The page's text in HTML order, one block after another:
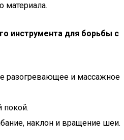
материала.
инструмента для борьбы с
разогревающее и массажное
покой.
наклон и вращение шеи.